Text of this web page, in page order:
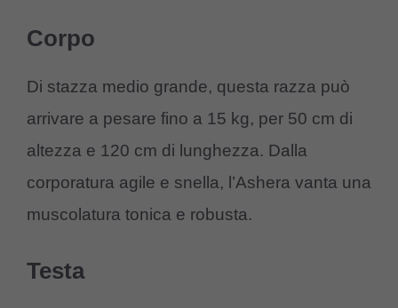
Corpo
Di stazza medio grande, questa razza può
arrivare a pesare fino a 15 kg, per 50 cm di
altezza e 120 cm di lunghezza. Dalla
corporatura agile e snella, l’Ashera vanta una
muscolatura tonica e robusta.
Testa